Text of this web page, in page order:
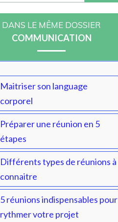
DANS LE MÊME DOSSIER
COMMUNICATION
Maitriser son language
corporel
Préparer une réunion en 5
étapes
Différents types de réunions à
connaitre
5 réunions indispensables pour
rythmer votre projet